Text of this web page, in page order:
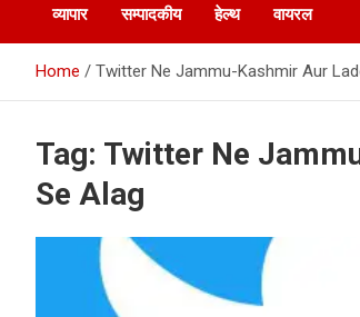
व्यापार सम्पादकीय हेल्थ वायरल
Home Twitter Ne Jammu-Kashmir Aur
Tag: Twitter Ne
Se Alag